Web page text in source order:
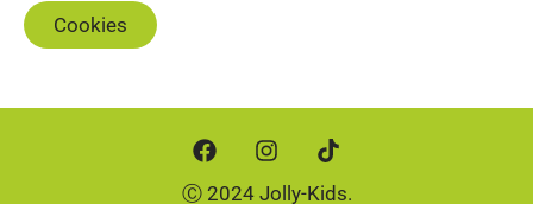
Cookies
Ⓒ 2024 Jolly-Kids.